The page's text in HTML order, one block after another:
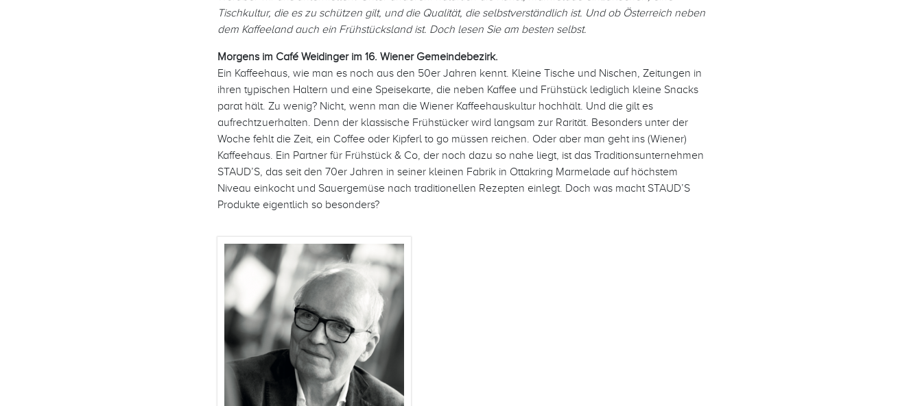
Tischkultur, die es zu schützen gilt, und die Qualität, die selbstverständlich ist. Und ob Österreich neben
dem Kaffeeland auch ein Frühstücksland ist. Doch lesen Sie am besten selbst.
Morgens im Café Weidinger im 16. Wiener Gemeindebezirk.
Ein Kaffeehaus, wie man es noch aus den 50er Jahren kennt. Kleine Tische und Nischen, Zeitungen in
ihren typischen Haltern und eine Speisekarte, die neben Kaffee und Frühstück lediglich kleine Snacks
parat hält. Zu wenig? Nicht, wenn man die Wiener Kaffeehauskultur hochhält. Und die gilt es
aufrechtzuerhalten. Denn der klassische Frühstücker wird langsam zur Rarität. Besonders unter der
Woche fehlt die Zeit, ein Coffee oder Kipferl to go müssen reichen. Oder aber man geht ins (Wiener)
Kaffeehaus. Ein Partner für Frühstück & Co, der noch dazu so nahe liegt, ist das Traditionsunternehmen
STAUD’S, das seit den 70er Jahren in seiner kleinen Fabrik in Ottakring Marmelade auf höchstem
Niveau einkocht und Sauergemüse nach traditionellen Rezepten einlegt. Doch was macht STAUD’S
Produkte eigentlich so besonders?